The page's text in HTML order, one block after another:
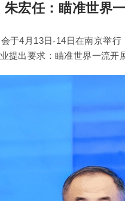
朱宏任：瞄准世界
于4月13日-14日在南京举
提出要求：瞄准世界一流开